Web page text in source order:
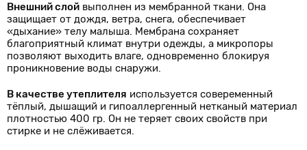
Внешний слой выполнен из мембранной ткани. Она
защищает от дождя, ветра, снега, обеспечивает
«дыхание» телу малыша. Мембрана сохраняет
благоприятный климат внутри одежды, а микропоры
позволяют выходить влаге, одновременно блокируя
проникновение воды снаружи.
В качестве утеплителя используется совеременный
тёплый, дышащий и гипоаллергенный нетканый материал
плотностью 400 гр. Он не теряет своих свойств при
стирке и не слёживается.